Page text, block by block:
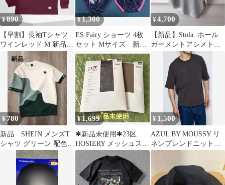
¥890
【早割】長袖Tシャツ
ワインレッド M 新品
ロンT オーバーサイズ
この秋に
¥1,300
ES Fairy ショーツ 4枚
セット Mサイズ 新品
未使用
¥4,700
【新品】Stola. ホール
ガーメントアシメトリ
ードルマンニット
¥ 780
新品 SHEIN メンズT
シャツ グリーン 配色デ
ザイン L
¥1,699
✱新品未使用✱23区
HOSIERY メッシュスト
ッキング 黒 ベージュ
セット
¥ 1,500
AZUL BY MOUSSY リ
ネンブレンドニットT
シャツ新品